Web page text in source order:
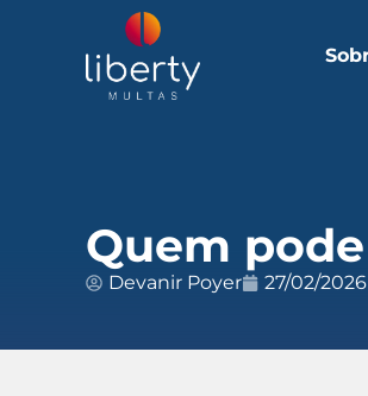
Quem
Devanir Poyer 27/02/2026